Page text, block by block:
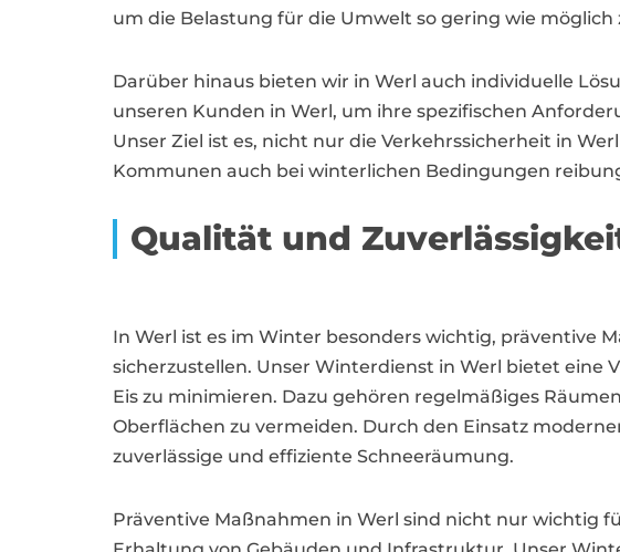
um die Belastung für die Umwelt so gering wie möglich
Darüber hinaus bieten wir in Werl auch individuelle
unseren Kunden in Werl, um ihre spezifischen
Unser Ziel ist es, nicht nur die Verkehrssicherheit in
Kommunen auch bei winterlichen Bedingungen
Qualität und
In Werl ist es im Winter besonders wichtig, präventive
sicherzustellen. Unser Winterdienst in Werl bietet eine
Eis zu minimieren. Dazu gehören regelmäßiges
Oberflächen zu vermeiden. Durch den Einsatz
zuverlässige und effiziente Schneeräumung.
Präventive Maßnahmen in Werl sind nicht nur wichtig